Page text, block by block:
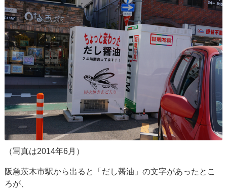
（写真は2014年6月）
阪急茨木市駅から出ると「だし醤油」の文字があったとこ
ろが、